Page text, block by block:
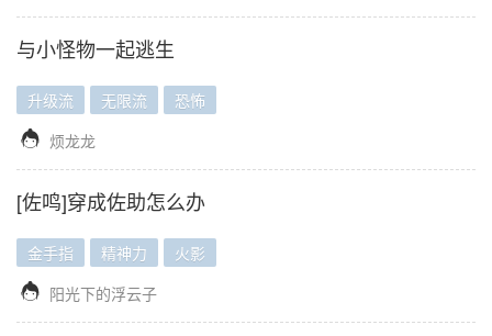
与小怪物一起逃生
升级流 无限流 恐怖
 烦龙龙
[佐鸣]穿成佐助怎么办
金手指 精神力 火影
 阳光下的浮云子